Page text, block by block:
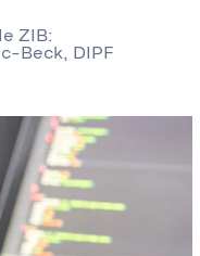
ZIB:
Beck, DIPF